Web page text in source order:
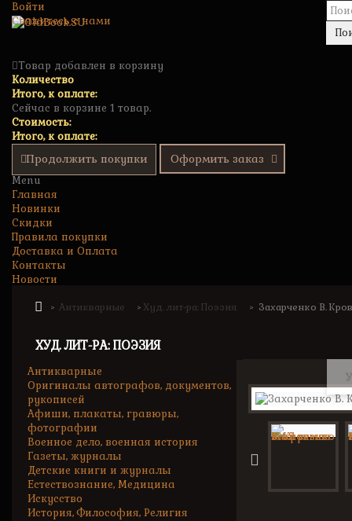
Войти
Свяжитесь с нами
Товар добавлен в корзину
Количество
Итого, к оплате:
Сейчас в корзине 1 товар.
Стоимость:
Итого, к оплате:
Продолжить покупки Оформить заказ
Menu
Главная
Новинки
Скидки
Правила покупки
Доставка и Оплата
Контакты
Новости
> Антикварные > Худ. лит-ра: Поэзия > Захарченко В.
ХУД. ЛИТ-РА: ПОЭЗИЯ
Антикварные
Оригиналы автографов, документов,
рукописей
Афиши, плакаты, гравюры,
фотографии
Военное дело, военная история
Газеты, журналы
Детские книги и журналы
Естествознание, Медицина
Искусство
История, Философия, Религия